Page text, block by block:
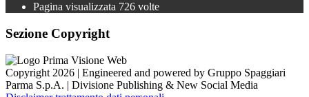
Pagina visualizzata 726 volte
Sezione Copyright
Copyright 2026 | Engineered and powered by Gruppo Spaggiari
Parma S.p.A. | Divisione Publishing & New Social Media